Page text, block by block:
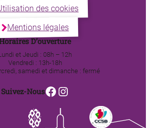
des cookies
Mentions légales
D’ouverture
et Jeudi : 08h – 12h
Vendredi : 13h-18h
samedi et dimanche : fermé
Suivez-NousFacebook
Instagram